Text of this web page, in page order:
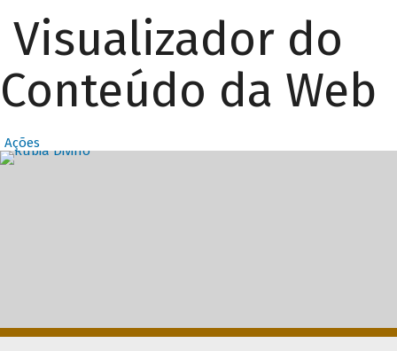
Visualizador do
Conteúdo da Web
Ações
Destaques